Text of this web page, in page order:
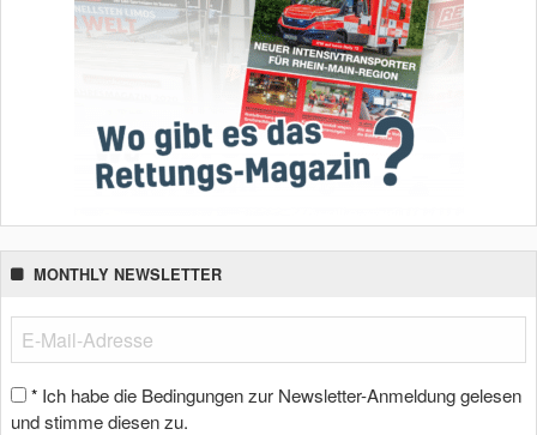
MONTHLY NEWSLETTER
* Ich habe die Bedingungen zur Newsletter-Anmeldung gelesen
und stimme diesen zu.